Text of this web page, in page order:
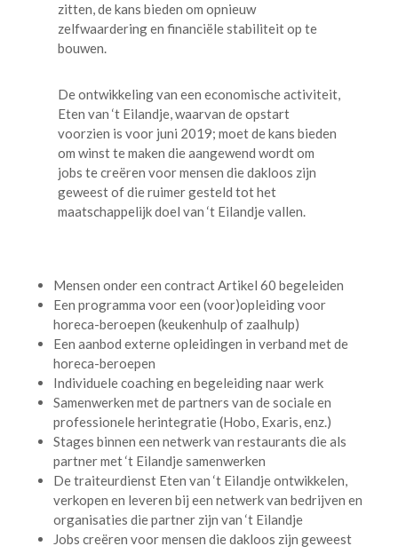
zitten, de kans bieden om opnieuw
zelfwaardering en financiële stabiliteit op te
bouwen.
De ontwikkeling van een economische activiteit,
Eten van ‘t Eilandje, waarvan de opstart
voorzien is voor juni 2019; moet de kans bieden
om winst te maken die aangewend wordt om
jobs te creëren voor mensen die dakloos zijn
geweest of die ruimer gesteld tot het
maatschappelijk doel van ‘t Eilandje vallen.
Mensen onder een contract Artikel 60 begeleiden
Een programma voor een (voor)opleiding voor
horeca-beroepen (keukenhulp of zaalhulp)
Een aanbod externe opleidingen in verband met de
horeca-beroepen
Individuele coaching en begeleiding naar werk
Samenwerken met de partners van de sociale en
professionele herintegratie (Hobo, Exaris, enz.)
Stages binnen een netwerk van restaurants die als
partner met ‘t Eilandje samenwerken
De traiteurdienst Eten van ‘t Eilandje ontwikkelen,
verkopen en leveren bij een netwerk van bedrijven en
organisaties die partner zijn van ‘t Eilandje
Jobs creëren voor mensen die dakloos zijn geweest